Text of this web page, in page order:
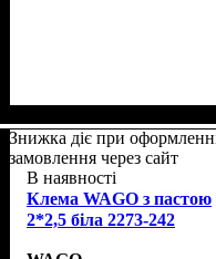
Знижка діє при
замовлення через сайт
В наявності
Клема WAGO з пастою
2*2,5 біла 2273-242